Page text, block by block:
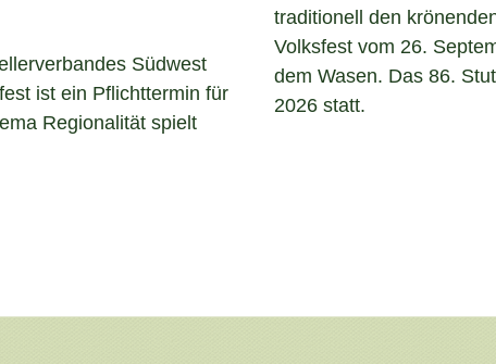
Südwest
ist ein Pflichttermin für
Regionalität spielt
traditionell den
Volksfest vom 26.
dem Wasen. Das 86.
2026 statt.